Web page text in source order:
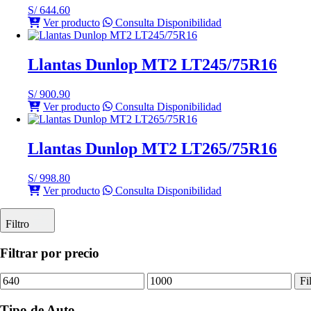
S/644.60
Ver producto
Consulta Disponibilidad
Llantas Dunlop MT2 LT245/75R16
S/900.90
Ver producto
Consulta Disponibilidad
Llantas Dunlop MT2 LT265/75R16
S/998.80
Ver producto
Consulta Disponibilidad
Filtro
Filtrar por precio
Precio
mínimo
Precio
máximo